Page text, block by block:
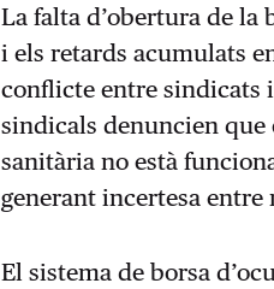
La falta d’obertura de la
i els retards acumulats
conflicte entre sindicats
sindicals denuncien que
sanitària no està
generant incertesa
El sistema de borsa